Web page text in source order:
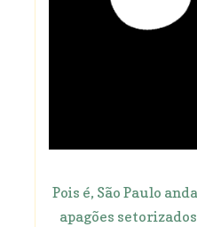
Pois é, São Paulo
apagões